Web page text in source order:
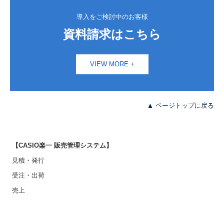
導入をご検討中のお客様
資料請求はこちら
VIEW MORE +
▲ ページトップに戻る
【CASIO楽一 販売管理システム】
見積・発行
受注・出荷
売上